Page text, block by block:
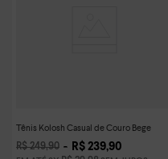
Tênis Kolosh Casual de Couro Bege
R$ 249,90 R$ 239,90